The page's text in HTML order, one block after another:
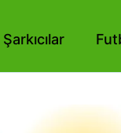
Şarkıcılar